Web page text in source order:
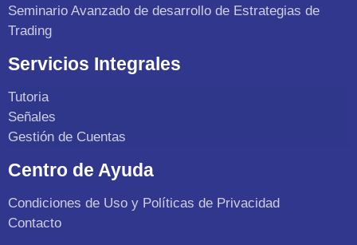
Seminario Avanzado de desarrollo de Estrategias de
Trading
Servicios Integrales
Tutoria
Señales
Gestión de Cuentas
Centro de Ayuda
Condiciones de Uso y Políticas de Privacidad
Contacto